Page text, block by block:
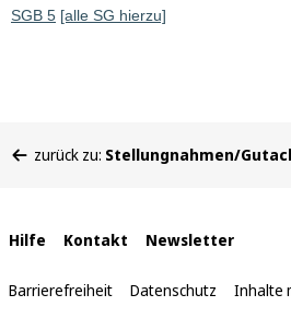
SGB 5 [alle SG hierzu]
befinden
zurück zu: Stellungnahmen/
Interne
Links
Hilfe Kontakt Newsletter
Barrierefreiheit Datenschutz Inhalte